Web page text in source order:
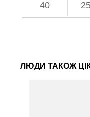
40
ЛЮДИ ТАКОЖ